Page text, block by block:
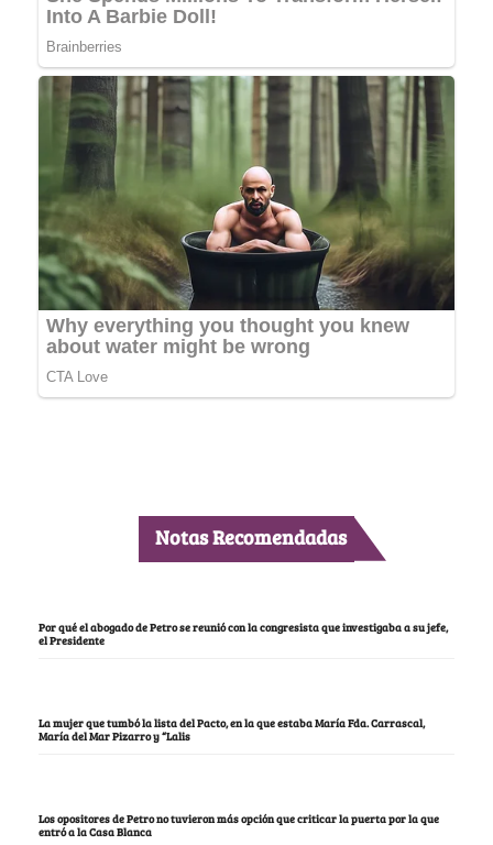
Notas Recomendadas
Por qué el abogado de Petro se reunió con la congresista que investigaba a su jefe,
el Presidente
La mujer que tumbó la lista del Pacto, en la que estaba María Fda. Carrascal,
María del Mar Pizarro y “Lalis
Los opositores de Petro no tuvieron más opción que criticar la puerta por la que
entró a la Casa Blanca